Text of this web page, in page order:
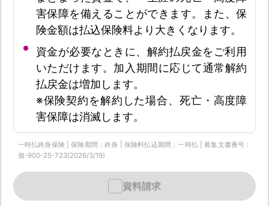
害保障を備えることができます。また、保
険金額は払込保険料より大きくなります。
資金が必要なときに、解約払戻金をご利用
いただけます。加入期間に応じて通常解約
払戻金は増加します。
※保険契約を解約した場合、死亡・高度障
害保障は消滅します。
一時払終身保険 | 保険期間：終身 | 保険料払込期間：一時払 | 募集文書番号：
個-900-25-723(2026/3/19)
資料請求